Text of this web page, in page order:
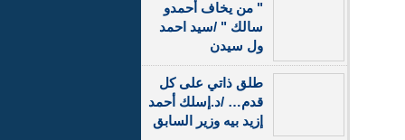
" من يخاف أحمدو
سالك " /سيد احمد
ول سيدن
طلق ذاتي على كل
قدم… /د.إسلك أحمد
إزيد بيه وزير السابق